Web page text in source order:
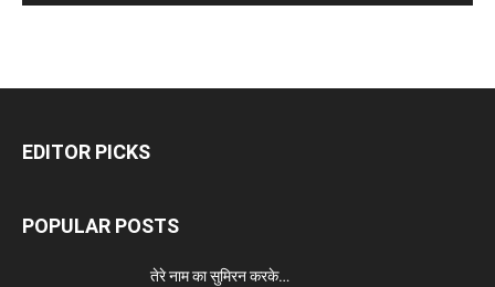
EDITOR PICKS
POPULAR POSTS
तेरे नाम का सुमिरन करके…